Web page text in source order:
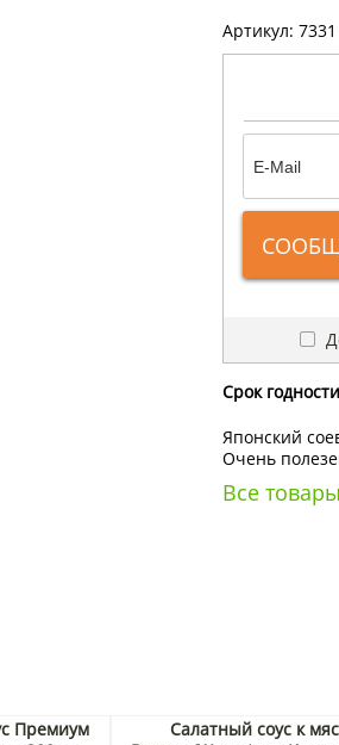
Артикул:
Срок
Японский
Очень
Все
Премиум
Салатный соус к